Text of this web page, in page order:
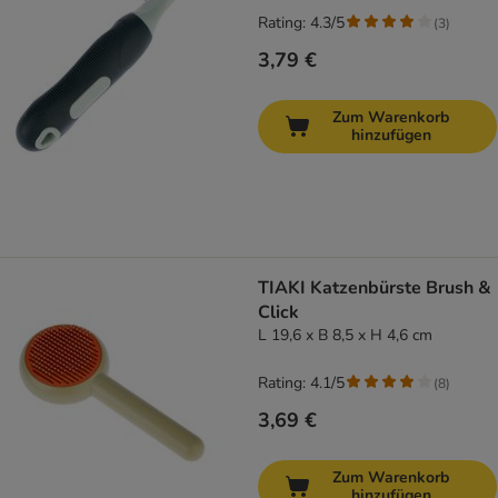
3,79 €
Rating: 4.3/5 (3)
Zum Warenkorb
hinzufügen
TIAKI Katzenbürste Brush &
Click
L 19,6 x B 8,5 x H 4,6 cm
3,69 €
Rating: 4.1/5 (8)
Zum Warenkorb